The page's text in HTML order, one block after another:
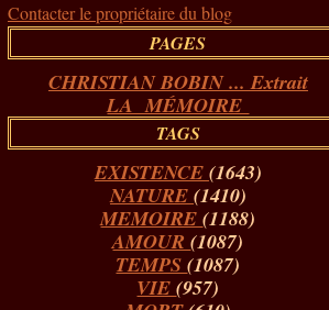
Contacter le propriétaire du blog
PAGES
CHRISTIAN BOBIN ... Extrait
LA MÉMOIRE
TAGS
EXISTENCE (1643)
NATURE (1410)
MEMOIRE(1188)
AMOUR(1087)
TEMPS(1087)
VIE(957)